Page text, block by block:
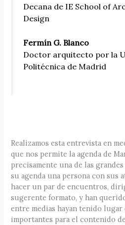
Decana de IE School of
Design
Fermín G. Blanco
Doctor arquitecto por la
Politécnica de Madrid
Realizamos esta entrevista en
que nos permite la agenda de
precisamente una de las
su agenda una persona con sus
hacer un par de encuentros,
sugerente formato, y han
entre medias hayan tenido lugar
importantes para el contenido